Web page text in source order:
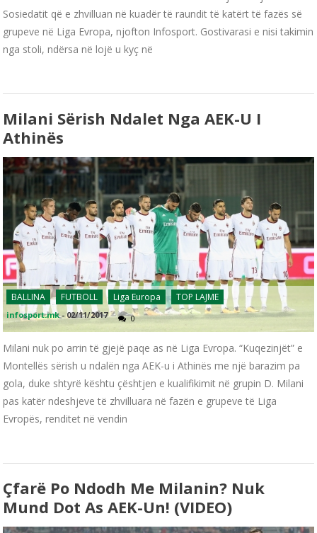
Sosiedatit që e zhvilluan në kuadër të raundit të katërt të fazës së
grupeve në Liga Evropa, njofton Infosport. Gostivarasi e nisi takimin
nga stoli, ndërsa në lojë u kyç në
Milani Sërish Ndalet Nga AEK-U I
Athinës
BALLINA FUTBOLL Liga Europa TOP LAJME
infosport.mk -02/11/2017 0
Milani nuk po arrin të gjejë paqe as në Liga Evropa. “Kuqezinjët” e
Montellës sërish u ndalën nga AEK-u i Athinës me një barazim pa
gola, duke shtyrë kështu çështjen e kualifikimit në grupin D. Milani
pas katër ndeshjeve të zhvilluara në fazën e grupeve të Liga
Evropës, renditet në vendin
Çfarë Po Ndodh Me Milanin? Nuk
Mund Dot As AEK-Un! (VIDEO)